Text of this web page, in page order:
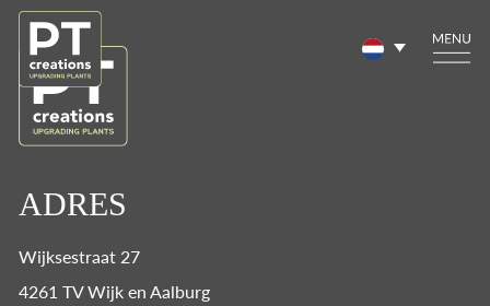
ADRES
Wijksestraat 27
4261 TV Wijk en Aalburg